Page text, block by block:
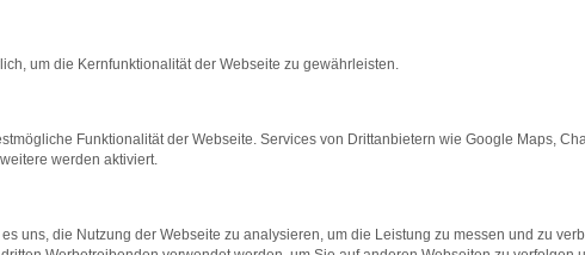
um die Kernfunktionalität der Webseite zu gewährleisten.
Funktionalität der Webseite. Services von Drittanbietern wie Google Maps,
werden aktiviert.
uns, die Nutzung der Webseite zu analysieren, um die Leistung zu messen und zu